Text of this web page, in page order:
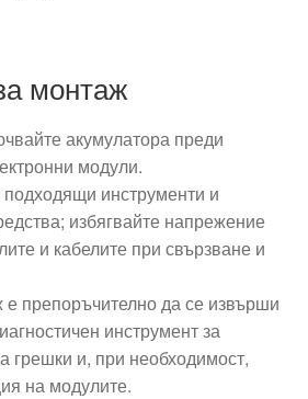
монтаж
акумулатора преди
модули.
инструменти и
избягвайте напрежение
и кабелите при свързване и
препоръчително да се извърши
инструмент за
грешки и, при необходимост,
на модулите.